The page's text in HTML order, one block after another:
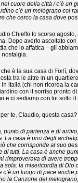
cuore della città / c’è un
c’è un melograno coi
che cerco la casa dove
Chieffo lo scorso
Dopo averlo ascoltato
che lo affatica – gli
nostalgia.
è la sua casa di Forlì,
tra le altre in un
in Italia (chi non ricorda la
con il sorriso pronto
e ci sediamo con lui sotto il
te, Claudio, questa casa?
punto di partenza e di
La casa è uno degli
che corrisponde al suo
di tutti. La casa è anche
rimproverava di avere
sola: la misericordia di Dio
c’è un luogo di pace anche
la Canzone del